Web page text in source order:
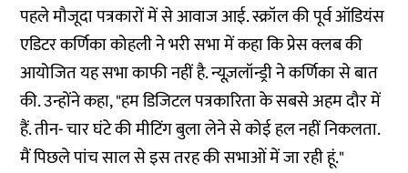
पहले मौजूदा पत्रकारों में से आवाज आई. स्क्रॉल की पूर्व ऑडियंस
एडिटर कर्णिका कोहली ने भरी सभा में कहा कि प्रेस क्लब की
आयोजित यह सभा काफी नहीं है. न्यूज़लॉन्ड्री ने कर्णिका से बात
की. उन्होंने कहा, "हम डिजिटल पत्रकारिता के सबसे अहम दौर में
हैं. तीन- चार घंटे की मीटिंग बुला लेने से कोई हल नहीं निकलता.
मैं पिछले पांच साल से इस तरह की सभाओं में जा रही हूं."